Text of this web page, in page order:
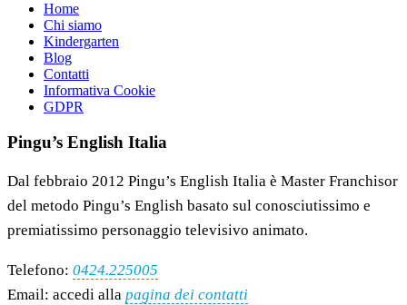
Home
Chi siamo
Kindergarten
Blog
Contatti
Informativa Cookie
GDPR
Pingu’s English Italia
Dal febbraio 2012 Pingu’s English Italia è Master Franchisor
del metodo Pingu’s English basato sul conosciutissimo e
premiatissimo personaggio televisivo animato.
Telefono: 0424.225005
Email: accedi alla pagina dei contatti